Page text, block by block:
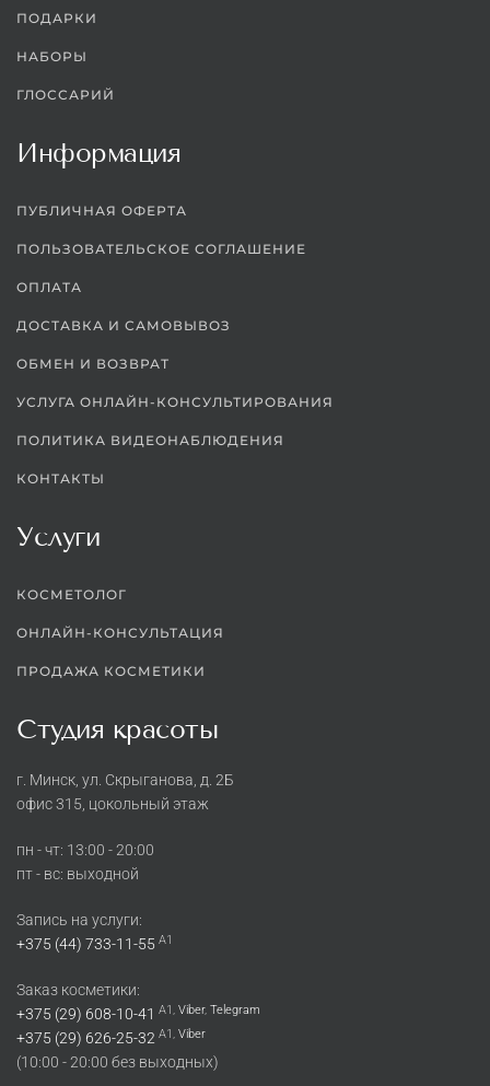
ПОДАРКИ
НАБОРЫ
ГЛОССАРИЙ
Информация
ПУБЛИЧНАЯ ОФЕРТА
ПОЛЬЗОВАТЕЛЬСКОЕ СОГЛАШЕНИЕ
ОПЛАТА
ДОСТАВКА И САМОВЫВОЗ
ОБМЕН И ВОЗВРАТ
УСЛУГА ОНЛАЙН-КОНСУЛЬТИРОВАНИЯ
ПОЛИТИКА ВИДЕОНАБЛЮДЕНИЯ
КОНТАКТЫ
Услуги
КОСМЕТОЛОГ
ОНЛАЙН-КОНСУЛЬТАЦИЯ
ПРОДАЖА КОСМЕТИКИ
Студия красоты
г. Минск, ул. Скрыганова, д. 2Б
офис 315, цокольный этаж
пн - чт: 13:00 - 20:00
пт - вс: выходной
Запись на услуги:
+375 (44) 733-11-55 A1
Заказ косметики:
+375 (29) 608-10-41 A1, Viber, Telegram
+375 (29) 626-25-32 A1, Viber
(10:00 - 20:00 без выходных)